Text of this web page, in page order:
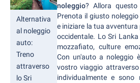
Alternativa
al noleggio
auto:
Treno
attraverso
lo Sri
noleggio? Allora
Prenota il giusto
e iniziare la tua
occidentale. Lo Sri
mozzafiato, culture
Con un'auto a noleggio
vostro viaggio
individualmente e sono